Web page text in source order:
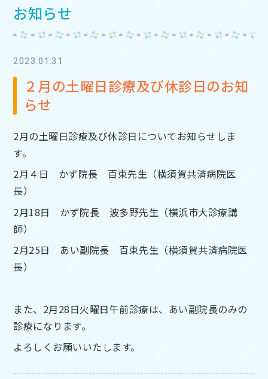
お知らせ
2023.01.31
２月の土曜日診療及び休診日のお知
らせ
2月の土曜日診療及び休診日についてお知らせしま
す。
2月４日 かず院長 百束先生（横須賀共済病院医
長）
2月18日 かず院長 波多野先生（横浜市大診療講
師）
2月25日 あい副院長 百束先生（横須賀共済病院医
長）
また、2月28日火曜日午前診療は、あい副院長のみの
診療になります。
よろしくお願いいたします。